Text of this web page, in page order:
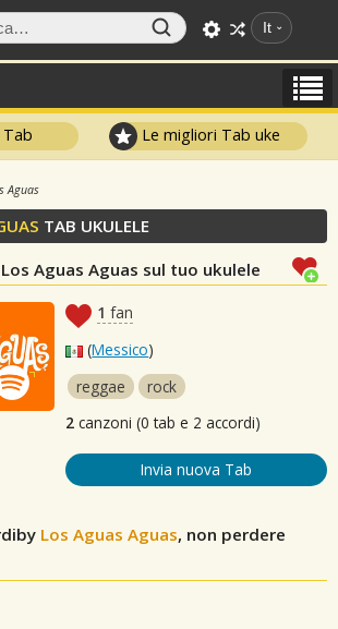
It
Le migliori Tab uke
Aguas
TAB UKULELE
Aguas Aguas sul tuo ukulele
1 fan
(Messico)
reggae
rock
2 canzoni (0 tab e 2 accordi)
Invia nuova Tab
Los Aguas Aguas, non perdere